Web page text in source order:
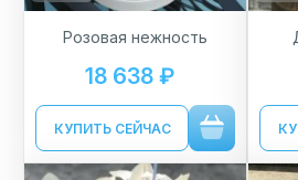
Розовая нежность
18 638 ₽
КУПИТЬ СЕЙЧАС